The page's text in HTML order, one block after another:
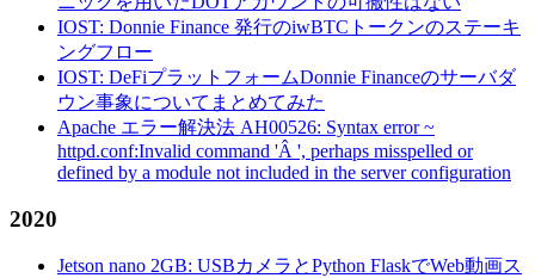
IOST: Donnie Finance 発行のiwBTCトークンのステーキ
ングフロー
IOST: DeFiプラットフォームDonnie Financeのサーバダ
ウン事象についてまとめてみた
Apache エラー解決法 AH00526: Syntax error ~
httpd.conf:Invalid command 'Â ', perhaps misspelled or
defined by a module not included in the server configuration
2020
Jetson nano 2GB: USBカメラとPython FlaskでWeb動画ス